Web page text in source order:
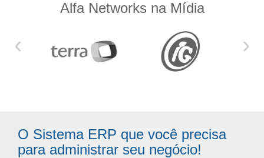
Alfa Networks na Mídia
‹ ›
O Sistema ERP que você precisa
para administrar seu negócio!